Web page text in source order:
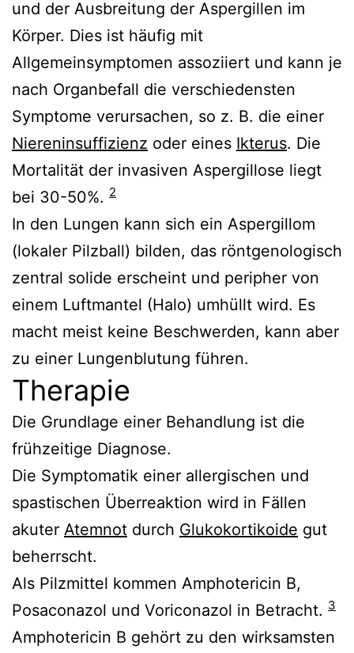
und der Ausbreitung der Aspergillen im
Körper. Dies ist häufig mit
Allgemeinsymptomen assoziiert und kann je
nach Organbefall die verschiedensten
Symptome verursachen, so z. B. die einer
Niereninsuffizienz oder eines Ikterus. Die
Mortalität der invasiven Aspergillose liegt
bei 30-50%. 2
In den Lungen kann sich ein Aspergillom
(lokaler Pilzball) bilden, das röntgenologisch
zentral solide erscheint und peripher von
einem Luftmantel (Halo) umhüllt wird. Es
macht meist keine Beschwerden, kann aber
zu einer Lungenblutung führen.
Therapie
Die Grundlage einer Behandlung ist die
frühzeitige Diagnose.
Die Symptomatik einer allergischen und
spastischen Überreaktion wird in Fällen
akuter Atemnot durch Glukokortikoide gut
beherrscht.
Als Pilzmittel kommen Amphotericin B,
Posaconazol und Voriconazol in Betracht. 3
Amphotericin B gehört zu den wirksamsten